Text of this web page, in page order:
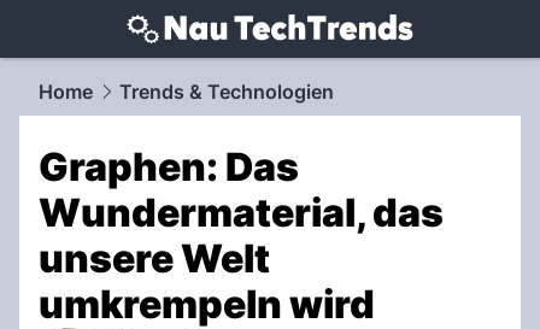
techtrends.NAU.ch
Home Trends & Technologien
Graphen: Das
Wundermaterial, das
unsere Welt
umkrempeln wird